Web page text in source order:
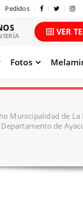
Pedidos
VER
Fotos
Municipalidad de
de